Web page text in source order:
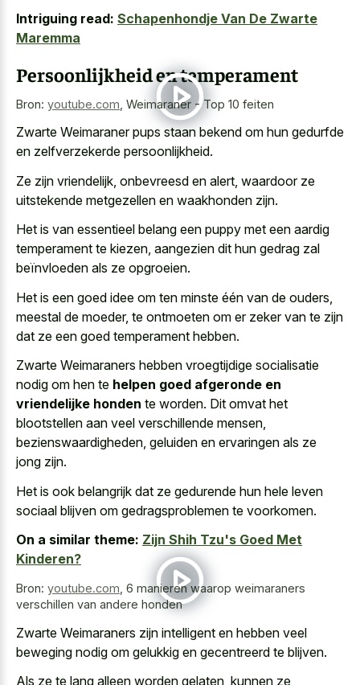
Intriguing read: Schapenhondje Van De Zwarte
Maremma
Persoonlijkheid en temperament
Bron: youtube.com Weimaraner - Top 10 feiten
Zwarte Weimaraner pups staan bekend om hun gedurfde
en zelfverzekerde persoonlijkheid.
Ze zijn vriendelijk, onbevreesd en alert, waardoor ze
uitstekende metgezellen en waakhonden zijn.
Het is van essentieel belang een puppy met een aardig
temperament te kiezen, aangezien dit hun gedrag zal
beïnvloeden als ze opgroeien.
Het is een goed idee om ten minste één van de ouders,
meestal de moeder, te ontmoeten om er zeker van te zijn
dat ze een goed temperament hebben.
Zwarte Weimaraners hebben vroegtijdige socialisatie
nodig om hen te helpen goed afgeronde en
vriendelijke honden te worden. Dit omvat het
blootstellen aan veel verschillende mensen,
bezienswaardigheden, geluiden en ervaringen als ze
jong zijn.
Het is ook belangrijk dat ze gedurende hun hele leven
sociaal blijven om gedragsproblemen te voorkomen.
On a similar theme: Zijn Shih Tzu's Goed Met
Kinderen?
Bron: youtube.com 6 manieren waarop weimaraners
verschillen van andere honden
Zwarte Weimaraners zijn intelligent en hebben veel
beweging nodig om gelukkig en gecentreerd te blijven.
Als ze te lang alleen worden gelaten, kunnen ze